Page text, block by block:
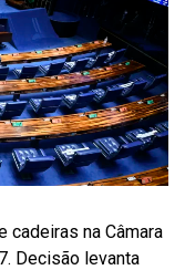
cadeiras na Câmara
Decisão levanta